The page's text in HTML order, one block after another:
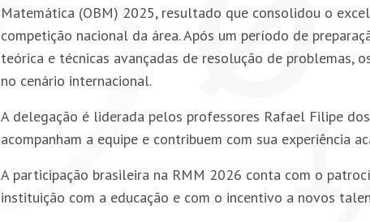
Matemática (OBM) 2025, resultado que consolidou o
competição nacional da área. Após um período de
teórica e técnicas avançadas de resolução de problemas,
no cenário internacional.
A delegação é liderada pelos professores Rafael Filipe
acompanham a equipe e contribuem com sua experiência
A participação brasileira na RMM 2026 conta com o
instituição com a educação e com o incentivo a novos